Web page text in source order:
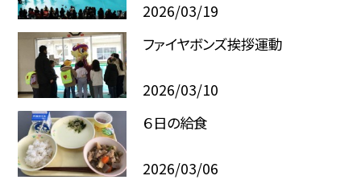
2026/03/19
ファイヤボンズ挨拶運動
2026/03/10
６日の給食
2026/03/06